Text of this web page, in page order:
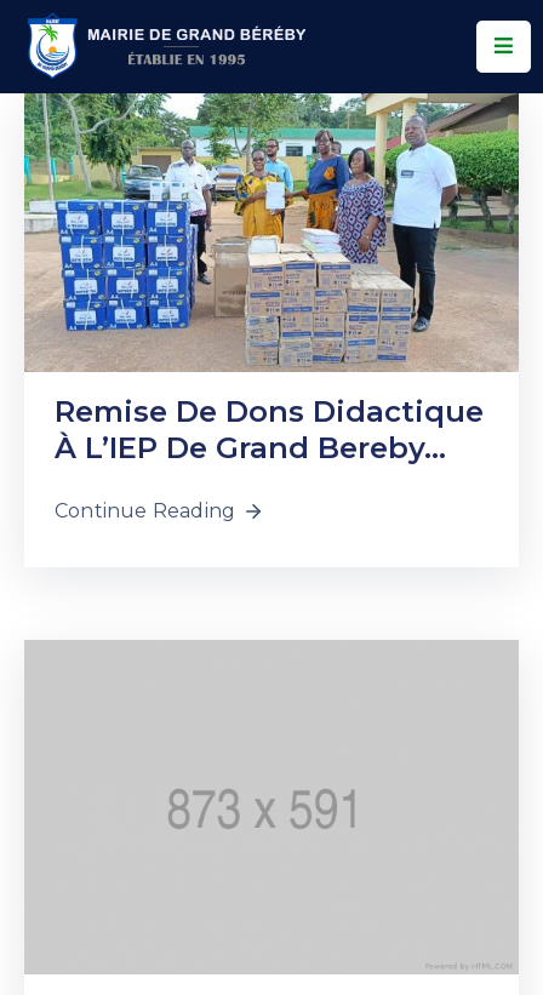
Services
Conseil
Municipal
Bereby
Actualités
Remise De Dons Didactique
À L’IEP De Grand Bereby…
Continue Reading